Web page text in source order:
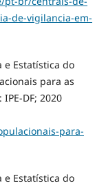
de-vigilancia-em-
e Estatística do
para as
DF; 2020
para-
e Estatística do